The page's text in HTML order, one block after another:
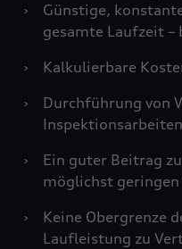
›
Günstige,
gesamte Laufzeit –
›
Kalkulierbare
›
Durchführung von
›
Ein guter Beitrag
möglichst geringen
›
Keine Obergrenze
Laufleistung zu